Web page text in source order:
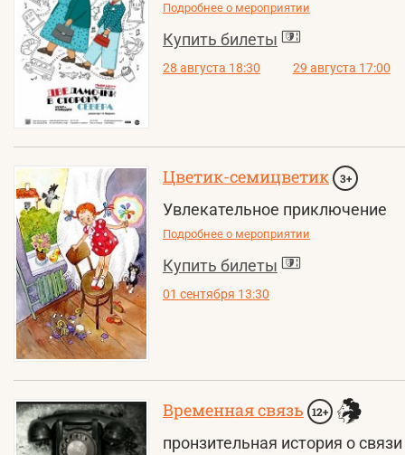
Подробнее о мероприятии
Купить билеты
28 августа 18:30 29 августа 17:00
Цветик-семицветик 3+
Увлекательное приключение
Подробнее о мероприятии
Купить билеты
01 сентября 13:30
Временная связь 12+
пронзительная история о